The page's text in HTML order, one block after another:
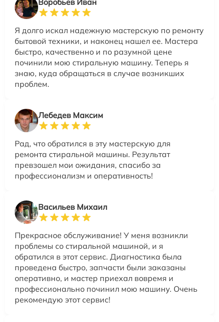
Воробьев Иван
Я долго искал надежную мастерскую по ремонту
бытовой техники, и наконец нашел ее. Мастера
быстро, качественно и по разумной цене
починили мою стиральную машину. Теперь я
знаю, куда обращаться в случае возникших
проблем.
Лебедев Максим
Рад, что обратился в эту мастерскую для
ремонта стиральной машины. Результат
превзошел мои ожидания, спасибо за
профессионализм и оперативность!
Васильев Михаил
Прекрасное обслуживание! У меня возникли
проблемы со стиральной машиной, и я
обратился в этот сервис. Диагностика была
проведена быстро, запчасти были заказаны
оперативно, и мастер приехал вовремя и
профессионально починил мою машину. Очень
рекомендую этот сервис!